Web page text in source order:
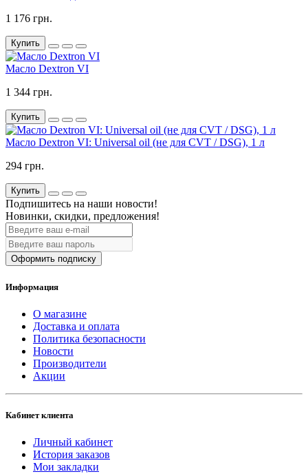
1 176 грн.
Купить
Масло Dextron VI
1 344 грн.
Купить
Масло Dextron VI: Universal oil (не для CVT / DSG), 1 л
294 грн.
Купить
Подпишитесь на наши новости!
Новинки, скидки, предложения!
Оформить подписку
Информация
О магазине
Доставка и оплата
Политика безопасности
Новости
Производители
Акции
Кабинет клиента
Личный кабинет
История заказов
Мои закладки